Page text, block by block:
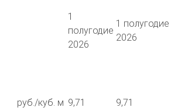
1
полугодие
2026
1 полугодие
2026
руб./куб. м 9,71 9,71